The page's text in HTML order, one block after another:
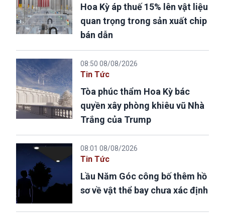
Hoa Kỳ áp thuế 15% lên vật liệu
quan trọng trong sản xuất chip
bán dẫn
08:50 08/08/2026
Tin Tức
Tòa phúc thẩm Hoa Kỳ bác
quyền xây phòng khiêu vũ Nhà
Trắng của Trump
08:01 08/08/2026
Tin Tức
Lầu Năm Góc công bố thêm hồ
sơ về vật thể bay chưa xác định